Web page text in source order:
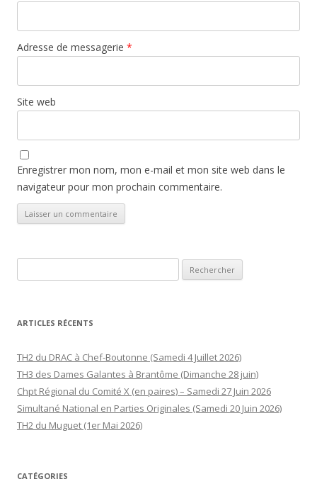
Adresse de messagerie *
Site web
Enregistrer mon nom, mon e-mail et mon site web dans le
navigateur pour mon prochain commentaire.
ARTICLES RÉCENTS
TH2 du DRAC à Chef-Boutonne (Samedi 4 Juillet 2026)
TH3 des Dames Galantes à Brantôme (Dimanche 28 juin)
Chpt Régional du Comité X (en paires) – Samedi 27 Juin 2026
Simultané National en Parties Originales (Samedi 20 Juin 2026)
TH2 du Muguet (1er Mai 2026)
CATÉGORIES